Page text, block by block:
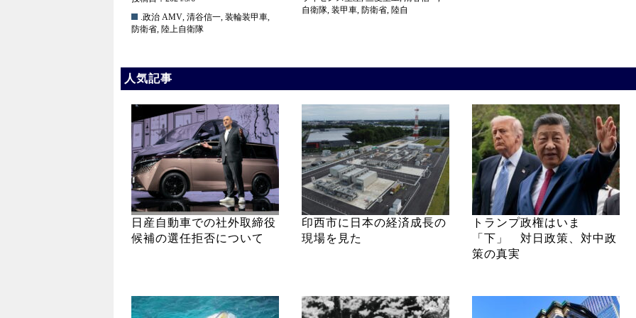
.政治 AMV, 清谷信一, 装輪装甲車,
防衛省, 陸上自衛隊
自衛隊, 装甲車, 防衛省, 陸自
人気記事
日産自動車での社外取締役
候補の選任拒否について
印西市に日本の経済成長の
現場を見た
トランプ政権はいま
「下」 対日政策、対中政
策の真実